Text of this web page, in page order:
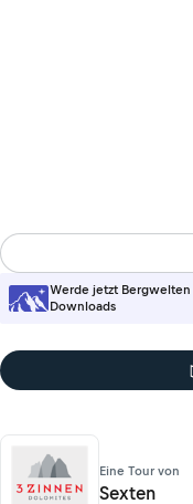
Werde jetzt
Downloads
Eine Tour von
Sexten